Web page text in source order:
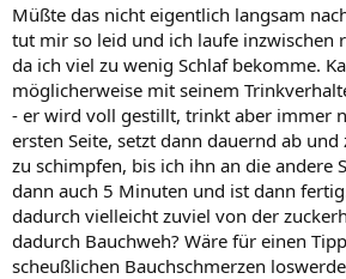
Müßte das nicht eigentlich langsam
tut mir so leid und ich laufe inzwischen
da ich viel zu wenig Schlaf bekomme.
möglicherweise mit seinem
- er wird voll gestillt, trinkt aber immer
ersten Seite, setzt dann dauernd ab
zu schimpfen, bis ich ihn an die andere
dann auch 5 Minuten und ist dann
dadurch vielleicht zuviel von der
dadurch Bauchweh? Wäre für einen
scheußlichen Bauchschmerzen